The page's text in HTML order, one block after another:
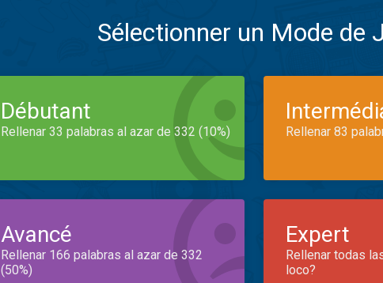
Sélectionner un Mode de
Débutant
Rellenar 33 palabras al azar de 332 (10%) Rellenar 83
Avancé
Rellenar 166 palabras al azar de 332
(50%)
Expert
Rellenar todas
loco?